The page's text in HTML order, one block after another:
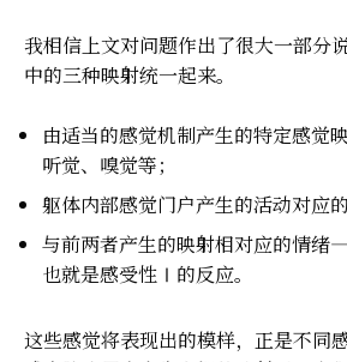
我相信上文对问题作出了很大一部分
中的三种映射统一起来。
由适当的感觉机制产生的特定感觉
听觉、嗅觉等；
躯体内部感觉门户产生的活动对应的
与前两者产生的映射相对应的情绪—
也就是感受性Ⅰ的反应。
这些感觉将表现出的模样，正是不同